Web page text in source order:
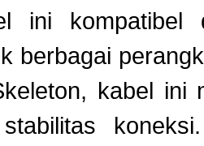
ini kompatibel
berbagai
kabel ini
stabilitas